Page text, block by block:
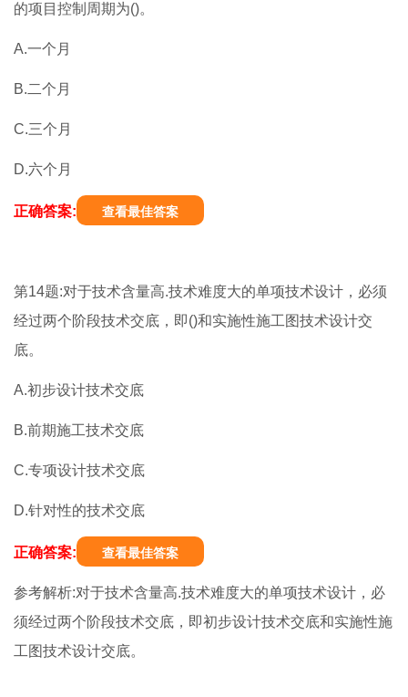
的项目控制周期为()。
A.一个月
B.二个月
C.三个月
D.六个月
正确答案: 查看最佳答案
第14题:对于技术含量高.技术难度大的单项技术设计，必须
经过两个阶段技术交底，即()和实施性施工图技术设计交
底。
A.初步设计技术交底
B.前期施工技术交底
C.专项设计技术交底
D.针对性的技术交底
正确答案: 查看最佳答案
参考解析:对于技术含量高.技术难度大的单项技术设计，必
须经过两个阶段技术交底，即初步设计技术交底和实施性施
工图技术设计交底。